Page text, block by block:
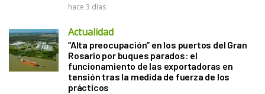
hace 3 días
Actualidad
“Alta preocupación” en los puertos del Gran
Rosario por buques parados: el
funcionamiento de las exportadoras en
tensión tras la medida de fuerza de los
prácticos